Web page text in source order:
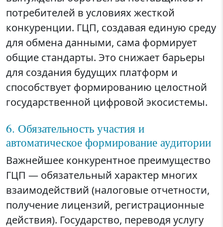
потребителей в условиях жесткой
конкуренции. ГЦП, создавая единую среду
для обмена данными, сама формирует
общие стандарты. Это снижает барьеры
для создания будущих платформ и
способствует формированию целостной
государственной цифровой экосистемы.
6. Обязательность участия и
автоматическое формирование аудитории
Важнейшее конкурентное преимущество
ГЦП — обязательный характер многих
взаимодействий (налоговые отчетности,
получение лицензий, регистрационные
действия). Государство, переводя услугу